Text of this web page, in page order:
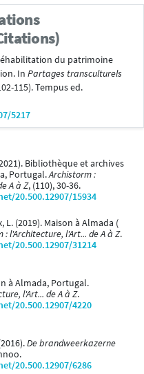
du patrimoine
In Partages transculturels
115). Tempus ed.
5217
Bibliothèque et archives
Portugal.Archistorm :
A à Z, (110), 30-36.
20.500.12907/15934
L. (2019). Maison à Almada (
: l'Architecture, l'Art... de A à Z.
20.500.12907/31214
à Almada, Portugal.
l'Art... de A à Z.
20.500.12907/4220
De brandweerkazerne
20.500.12907/6286